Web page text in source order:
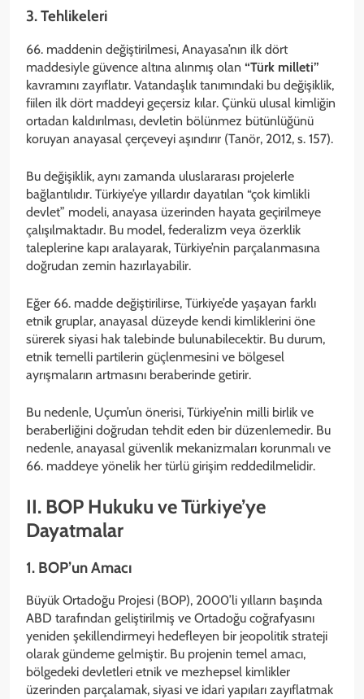
3. Tehlikeleri
66. maddenin değiştirilmesi, Anayasa’nın ilk dört
maddesiyle güvence altına alınmış olan “Türk milleti”
kavramını zayıflatır. Vatandaşlık tanımındaki bu değişiklik,
fiilen ilk dört maddeyi geçersiz kılar. Çünkü ulusal kimliğin
ortadan kaldırılması, devletin bölünmez bütünlüğünü
koruyan anayasal çerçeveyi aşındırır (Tanör, 2012, s. 157).
Bu değişiklik, aynı zamanda uluslararası projelerle
bağlantılıdır. Türkiye’ye yıllardır dayatılan “çok kimlikli
devlet” modeli, anayasa üzerinden hayata geçirilmeye
çalışılmaktadır. Bu model, federalizm veya özerklik
taleplerine kapı aralayarak, Türkiye’nin parçalanmasına
doğrudan zemin hazırlayabilir.
Eğer 66. madde değiştirilirse, Türkiye’de yaşayan farklı
etnik gruplar, anayasal düzeyde kendi kimliklerini öne
sürerek siyasi hak talebinde bulunabilecektir. Bu durum,
etnik temelli partilerin güçlenmesini ve bölgesel
ayrışmaların artmasını beraberinde getirir.
Bu nedenle, Uçum’un önerisi, Türkiye’nin milli birlik ve
beraberliğini doğrudan tehdit eden bir düzenlemedir. Bu
nedenle, anayasal güvenlik mekanizmaları korunmalı ve
66. maddeye yönelik her türlü girişim reddedilmelidir.
II. BOP Hukuku ve Türkiye’ye
Dayatmalar
1. BOP’un Amacı
Büyük Ortadoğu Projesi (BOP), 2000’li yılların başında
ABD tarafından geliştirilmiş ve Ortadoğu coğrafyasını
yeniden şekillendirmeyi hedefleyen bir jeopolitik strateji
olarak gündeme gelmiştir. Bu projenin temel amacı,
bölgedeki devletleri etnik ve mezhepsel kimlikler
üzerinden parçalamak, siyasi ve idari yapıları zayıflatmak